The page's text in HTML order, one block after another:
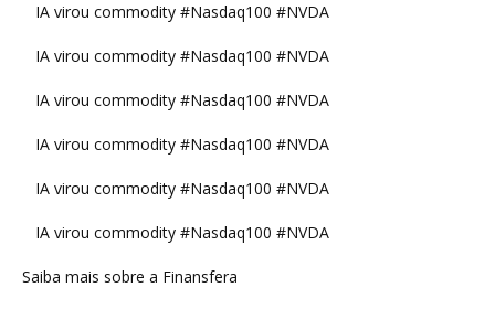
IA virou commodity #Nasdaq100 #NVDA
IA virou commodity #Nasdaq100 #NVDA
IA virou commodity #Nasdaq100 #NVDA
IA virou commodity #Nasdaq100 #NVDA
IA virou commodity #Nasdaq100 #NVDA
IA virou commodity #Nasdaq100 #NVDA
Saiba mais sobre a Finansfera